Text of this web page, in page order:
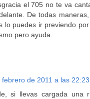
el 705 no te va
De todas
lo puedes ir previendo
pero ayuda.
febrero de 2011 a las 22:23
si llevas cargada una